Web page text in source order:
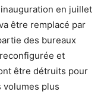
en juillet
être remplacé par
des bureaux
et
être détruits pour
plus